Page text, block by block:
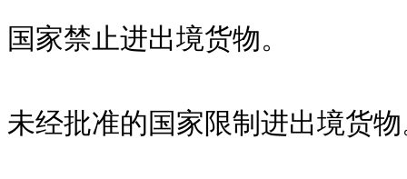
国家禁止进出境货物。
未经批准的国家限制进出境货